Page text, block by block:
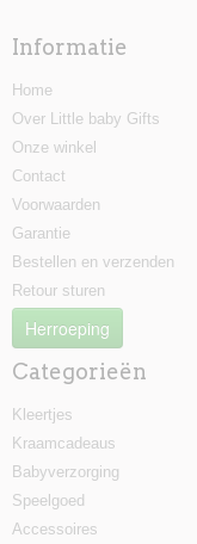
Informatie
Home
Over Little baby Gifts
Onze winkel
Contact
Voorwaarden
Garantie
Bestellen en verzenden
Retour sturen
Herroeping
Categorieën
Kleertjes
Kraamcadeaus
Babyverzorging
Speelgoed
Accessoires